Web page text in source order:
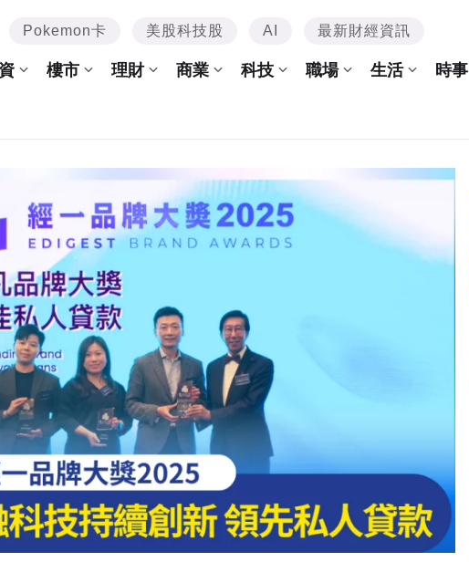
Pokemon卡 美股科技股 AI 最新財經資訊
樓市 理財 商業 科技 職場 生活 時事